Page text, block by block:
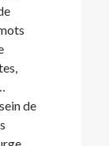
de